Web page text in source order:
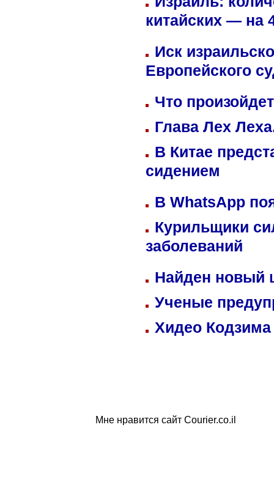
китайских — на
Иск
Европейского
Что
Глава Лех
В Китае
сидением
В WhatsApp
Курильщики
заболеваний
Найден
Ученые
Хидео
Мне нравится сайт Courier.co.il